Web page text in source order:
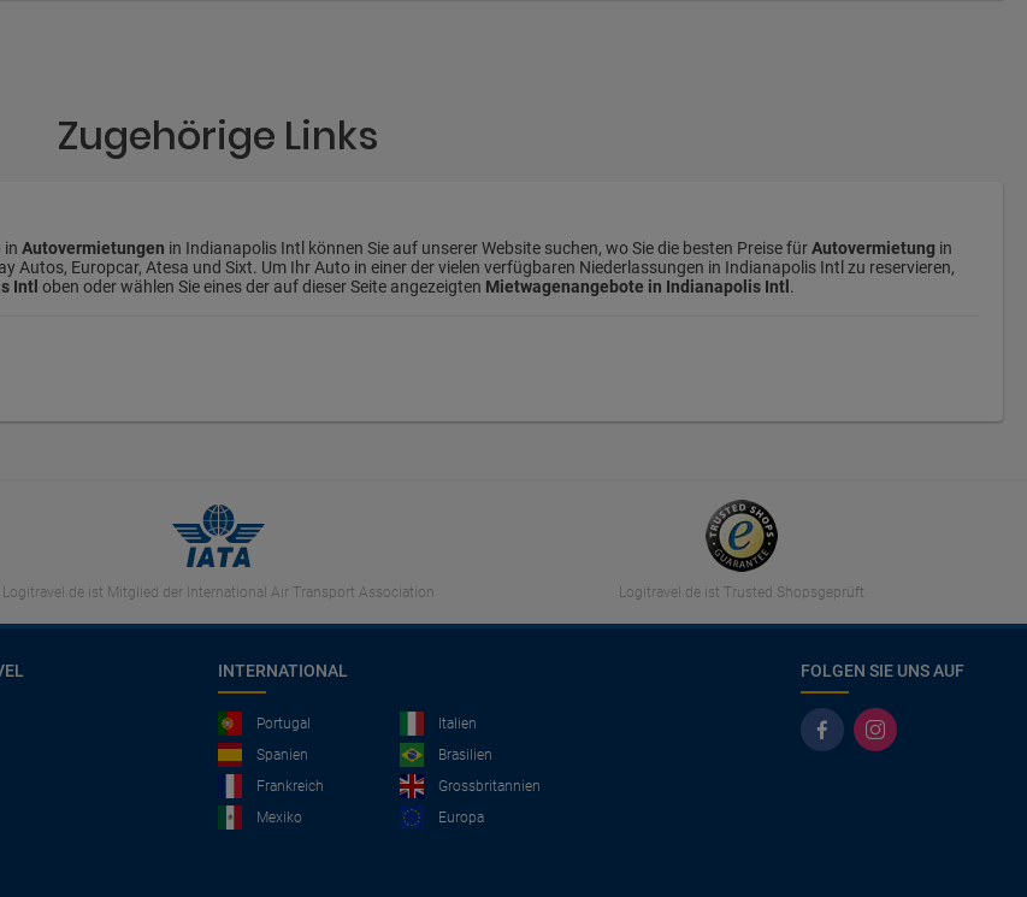
Zugehörige Links
in Autovermietungen in Indianapolis Intl können Sie auf unserer Website suchen, wo Sie die besten Preise fürAutovermietung in
Europcar, Atesa und Sixt. Um Ihr Auto in einer der vielen verfügbaren Niederlassungen in Indianapolis Intl zu reservieren,
Intl oben oder wählen Sie eines der auf dieser Seite angezeigten Mietwagenangebote in Indianapolis Intl .
Logitravel.de ist Mitglied der International Air Transport Association Logitravel.de ist Trusted Shopsgeprüft
INTERNATIONAL
Portugal
Italien
Spanien
Brasilien
Frankreich
Grossbritannien
Mexiko
Europa
FOLGEN SIE UNS AUF